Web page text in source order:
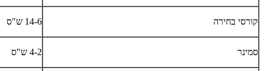
קורסי בחירה 14-6 ש"ס
סמינר 4-2 ש"ס